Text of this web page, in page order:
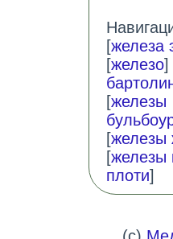
[железа
[железо]
[железы
[железы
[железы
плоти]